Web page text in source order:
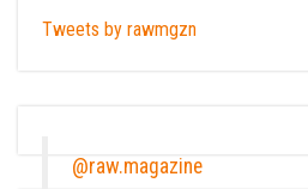
Tweets by rawmgzn
@raw.magazine